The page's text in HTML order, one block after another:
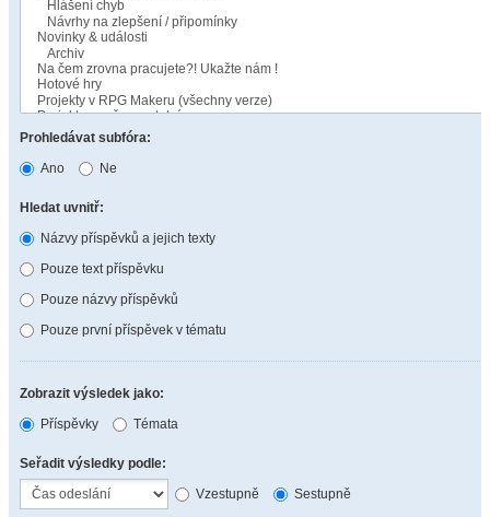
Prohledávat subfóra:
Ano
Ne
Hledat uvnitř:
Názvy příspěvků a jejich texty
Pouze text příspěvku
Pouze názvy příspěvků
Pouze první příspěvek v tématu
Zobrazit výsledek jako:
Příspěvky
Témata
Seřadit výsledky podle:
Vzestupně
Sestupně